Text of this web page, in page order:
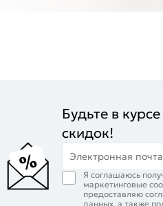
Будьте в
скидок!
Электронная почта
Я соглашаюсь
маркетинговые
предоставляю
данных, а также